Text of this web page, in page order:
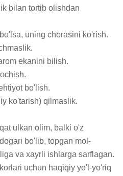
bilan tortib olishdan
uning chorasini ko'rish.
ekanini bilish.
bo'lish.
ko'tarish) qilmaslik.
ulkan olim, balki o'z
bo'lib, topgan mol-
va xayrli ishlarga sarflagan.
uchun haqiqiy yo'l-yo'riq